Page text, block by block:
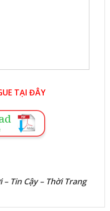
TẠI ĐÂY
– Tin Cậy – Thời Trang